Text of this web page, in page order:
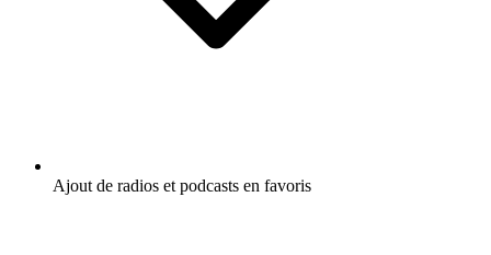
Ajout de radios et podcasts en favoris